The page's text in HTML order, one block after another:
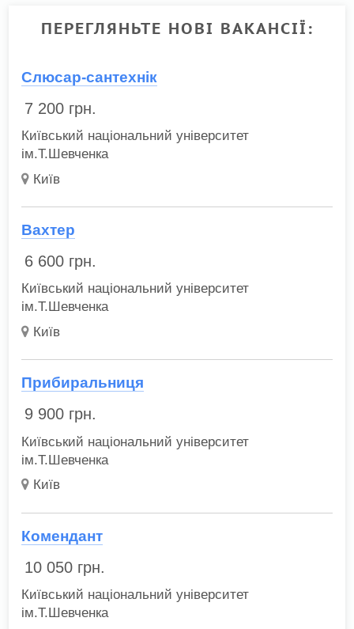
ПЕРЕГЛЯНЬТЕ НОВІ ВАКАНСІЇ:
Слюсар-сантехнік
7 200 грн.
Київський національний університет
ім.Т.Шевченка
Київ
Вахтер
6 600 грн.
Київський національний університет
ім.Т.Шевченка
Київ
Прибиральниця
9 900 грн.
Київський національний університет
ім.Т.Шевченка
Київ
Комендант
10 050 грн.
Київський національний університет
ім.Т.Шевченка